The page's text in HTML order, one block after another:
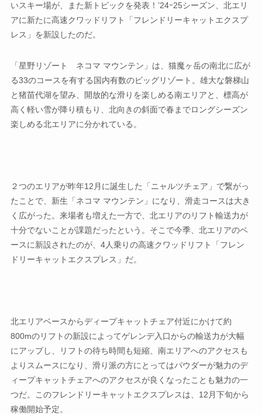
いスキー場が、また新トピックを発表！’24ｰ25シーズン、北エリ
アに新たに高速クワッドリフト「フレンドリーキャットエクスプ
レス」を新設したのだ。
「星野リゾート ネコマ マウンテン」は、猫魔ヶ岳の南北に広が
る33のコースを有する国内有数のビッグリゾート。雄大な磐梯山
と猪苗代湖を望み、開放的な滑りを楽しめる南エリアと、標高が
高く軽い雪が降り積もり、北向きの斜面で春までロングシーズン
楽しめる北エリアに分かれている。
２つのエリアが昨年12月に誕生した「ニャルツチェア」で繋がっ
たことで、新生「ネコマ マウンテン」になり、滑走コースは大き
く広がった。来場者も増えた一方で、北エリアのリフト輸送力が
十分でないことが課題だったという。そこで今季、北エリアのベ
ースに新設されたのが、4人乗りの高速クワッドリフト「フレン
ドリーキャットエクスプレス」だ。
北エリアベースからディープキャットチェア付近にかけて約
800mのリフトの新設によってゲレンデ入口からの輸送力が大幅
にアップし、リフトの待ち時間も短縮、南エリアへのアクセスも
よりスムースになり、滑り派の方にとってはパウダーが魅力のデ
ィープキャットチェアへのアクセスが良くなったことも魅力の一
つだ。このフレンドリーキャットエクスプレスは、12月下旬から
稼働開始予定。